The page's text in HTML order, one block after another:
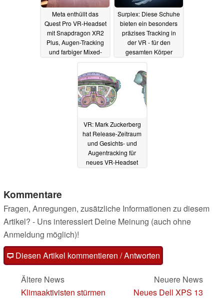
Meta enthüllt das
Quest Pro VR-Headset
mit Snapdragon XR2
Plus, Augen-Tracking
und farbiger Mixed-
11.10.2022
Surplex: Diese Schuhe
bieten ein besonders
präzises Tracking in
der VR - für den
gesamten Körper
VR: Mark Zuckerberg
hat Release-Zeitraum
und Gesichts- und
Augentracking für
neues VR-Headset
Kommentare
Fragen, Anregungen, zusätzliche Informationen zu diesem
Artikel? - Uns interessiert Deine Meinung (auch ohne
Anmeldung möglich)!
Diesen Artikel kommentieren / Antworten
Ältere News
Klimaaktivisten stürmen
Neuere News
Neues Dell XPS 13